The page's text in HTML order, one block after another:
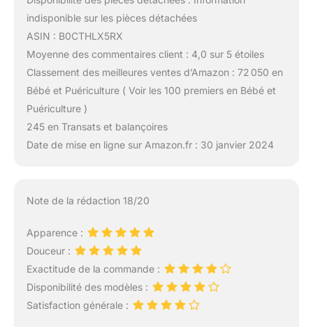
indisponible sur les pièces détachées
ASIN : B0CTHLX5RX
Moyenne des commentaires client : 4,0 sur 5 étoiles
Classement des meilleures ventes d’Amazon : 72 050 en
Bébé et Puériculture ( Voir les 100 premiers en Bébé et
Puériculture )
245 en Transats et balançoires
Date de mise en ligne sur Amazon.fr : 30 janvier 2024
Note de la rédaction 18/20
Apparence :
Douceur :
Exactitude de la commande :
Disponibilité des modèles :
Satisfaction générale :